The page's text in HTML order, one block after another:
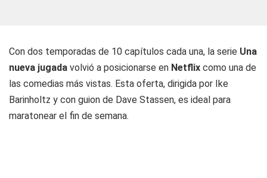
Con dos temporadas de 10 capítulos cada una, la serie Una
nueva jugada volvió a posicionarse en Netflix como una de
las comedias más vistas. Esta oferta, dirigida por Ike
Barinholtz y con guion de Dave Stassen, es ideal para
maratonear el fin de semana.